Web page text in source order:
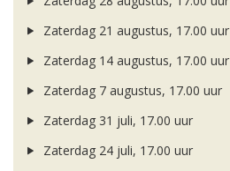
Zaterdag 21 augustus, 17.00 uur
Zaterdag 14 augustus, 17.00 uur
Zaterdag 7 augustus, 17.00 uur
Zaterdag 31 juli, 17.00 uur
Zaterdag 24 juli, 17.00 uur